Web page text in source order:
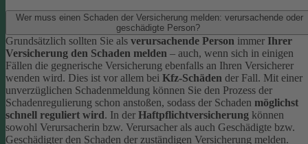
Wer muss einen Schaden der Versicherung melden: verursachende oder
geschädigte Person?
Grundsätzlich sollten Sie als verursachende Person immer Ihrer
Versicherung den Schaden melden – auch, wenn sich in einigen
Fällen die gegnerische Versicherung ebenfalls an Ihren Versicherer
wenden wird. Dies ist vor allem bei Kfz-Schäden der Fall. Mit einer
unverzüglichen Schadenmeldung können Sie den Prozess der
Schadenregulierung schon anstoßen, sodass der Schaden möglichst
schnell reguliert wird. In der Haftpflichtversicherung können
sowohl Verursacherin bzw. Verursacher als auch Geschädigte bzw.
Geschädigter den Schaden der zuständigen Versicherung melden.